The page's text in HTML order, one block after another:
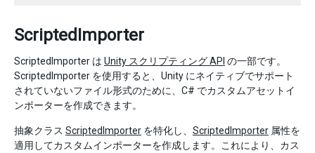
ScriptedImporter
ScriptedImporter は Unity スクリプティング API の一部です。
ScriptedImporter を使用すると、Unity にネイティブでサポート
されていないファイル形式のために、C# でカスタムアセットイ
ンポーターを作成できます。
抽象クラス ScriptedImporter を特化し、 ScriptedImporter 属性を
適用してカスタムインポーターを作成します。これにより、カス